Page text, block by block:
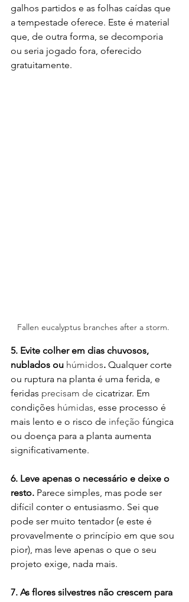
galhos partidos e as folhas caídas que
a tempestade oferece. Este é material
que, de outra forma, se decomporia
ou seria jogado fora, oferecido
gratuitamente.
Fallen eucalyptus branches after a storm.
5. Evite colher em dias chuvosos,
nublados ou húmidos. Qualquer corte
ou ruptura na planta é uma ferida, e
feridas precisam de cicatrizar. Em
condições húmidas, esse processo é
mais lento e o risco de infeção fúngica
ou doença para a planta aumenta
significativamente.
6. Leve apenas o necessário e deixe o
resto. Parece simples, mas pode ser
difícil conter o entusiasmo. Sei que
pode ser muito tentador (e este é
provavelmente o princípio em que sou
pior), mas leve apenas o que o seu
projeto exige, nada mais.
7. As flores silvestres não crescem para